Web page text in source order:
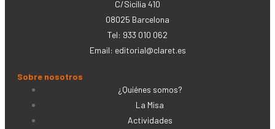
C/Sicília 410
08025 Barcelona
Tel: 933 010 062
Email: editorial@claret.es
Sobre nosotros
¿Quiénes somos?
La Misa
Actividades